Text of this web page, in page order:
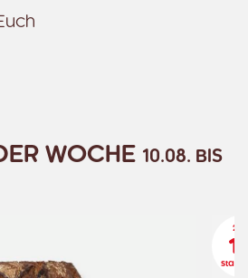
WOCHE 10.08. BIS
2
1.
statt